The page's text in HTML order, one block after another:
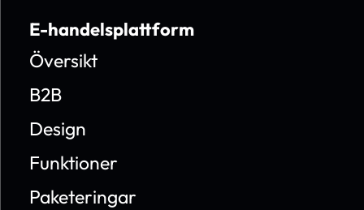
E-handelsplattform
Översikt
B2B
Design
Funktioner
Paketeringar